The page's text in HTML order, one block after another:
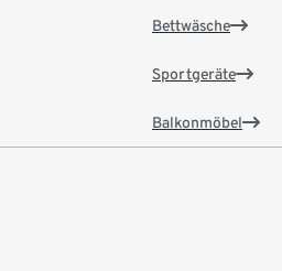
Bettwäsche
Sportgeräte
Balkonmöbel